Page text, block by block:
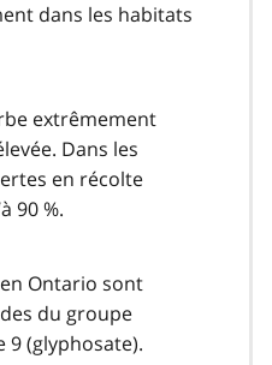
dans les habitats
extrêmement
Dans les
en récolte
90 %.
Ontario sont
du groupe
9 (glyphosate).